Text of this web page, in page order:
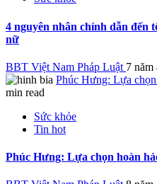
4 nguyên nhân chính dẫn đến
nữ
BBT Việt Nam Pháp Luật 7 năm
Phúc Hưng: Lựa
min read
Sức khỏe
Tin hot
Phúc Hưng: Lựa chọn hoàn